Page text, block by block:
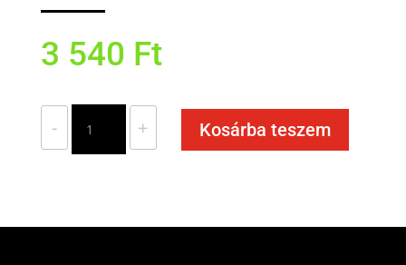
3 540 Ft
-
töltött
káposzta
+ Kosárba teszem